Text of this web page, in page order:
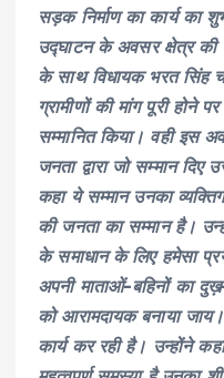
सड़क निर्माण का कार्य का
उद्घाटन के अवसर क्षेत्र
के साथ विधायक भरत सिंह
ग्रामीणों की मांग पूरी होने
सम्मानित किया। वही इस
जनता द्वारा जो सम्मान
कहा ये सम्मान उनका
की जनता का सम्मान है।
के समाधान के लिए हमेसा
अपनी माताओं-बहिनों का
को आरामदायक बनाया
कार्य कर रही है। उन्होंने